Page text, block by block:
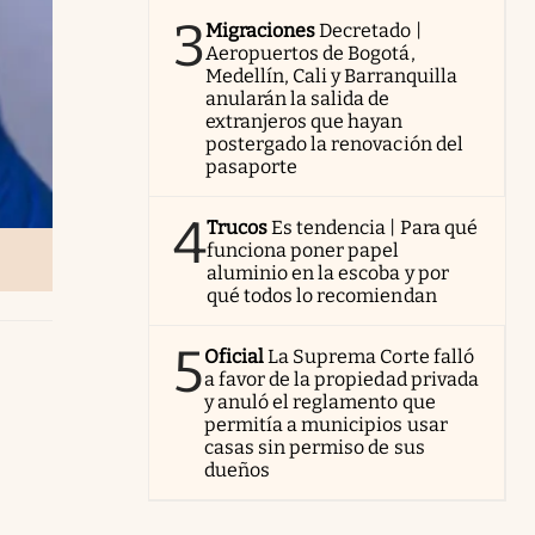
3MigracionesDecretado |
Aeropuertos de Bogotá,
Medellín, Cali y Barranquilla
anularán la salida de
extranjeros que hayan
postergado la renovación del
pasaporte
4TrucosEs tendencia | Para qué
funciona poner papel
aluminio en la escoba y por
qué todos lo recomiendan
5OficialLa Suprema Corte falló
a favor de la propiedad privada
y anuló el reglamento que
permitía a municipios usar
casas sin permiso de sus
dueños